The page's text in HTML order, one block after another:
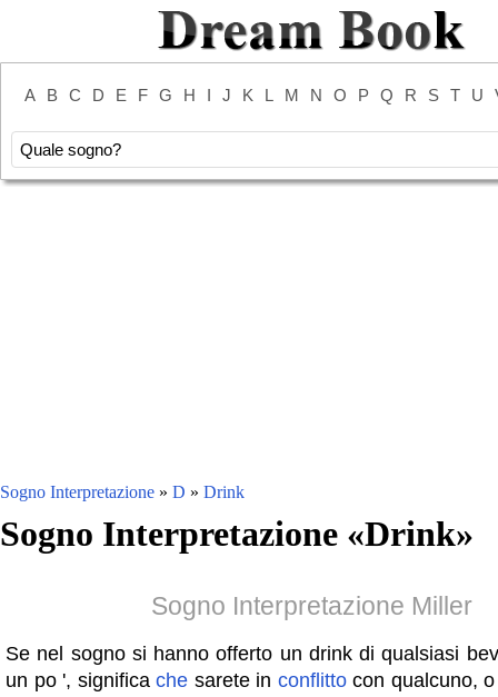
A B C D E F G H I J K L M N O P Q R S T U
Sogno Interpretazione » D » Drink
Sogno Interpretazione «Drink»
Sogno Interpretazione Miller
Se nel sogno si hanno offerto un drink di qualsiasi
un po ', significa che sarete in conflittocon qualcuno,